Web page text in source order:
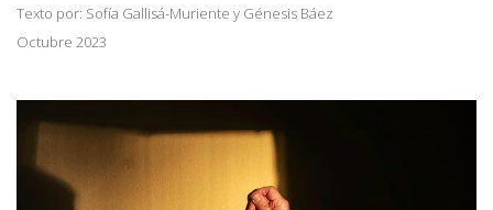
Texto por: Sofía Gallisá-Muriente y Génesis Báez
Octubre 2023